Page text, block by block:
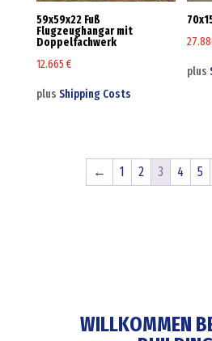
59x59x22 Fuß
Flugzeughangar mit
Doppelfachwerk
12.665 €
plus Shipping Costs
plus
← 1 2 3 4 5
WILLKOMMEN